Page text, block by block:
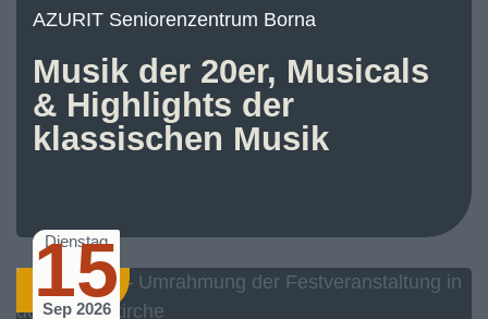
AZURIT Seniorenzentrum Borna
Musik der 20er, Musicals
& Highlights der
klassischen Musik
Konzert
Dienstag
15
Sep 2026